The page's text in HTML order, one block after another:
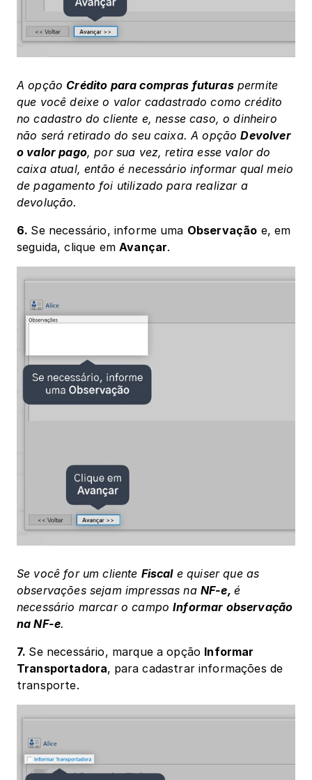
A opção Crédito para compras futuras permite
que você deixe o valor cadastrado como crédito
no cadastro do cliente e, nesse caso, o dinheiro
não será retirado do seu caixa. A opção Devolver
o valor pago, por sua vez, retira esse valor do
caixa atual, então é necessário informar qual meio
de pagamento foi utilizado para realizar a
devolução.
6. Se necessário, informe uma Observação e, em
seguida, clique em Avançar.
Se você for um cliente Fiscal e quiser que as
observações sejam impressas na NF-e, é
necessário marcar o campo Informar observação
na NF-e.
7. Se necessário, marque a opção Informar
Transportadora, para cadastrar informações de
transporte.